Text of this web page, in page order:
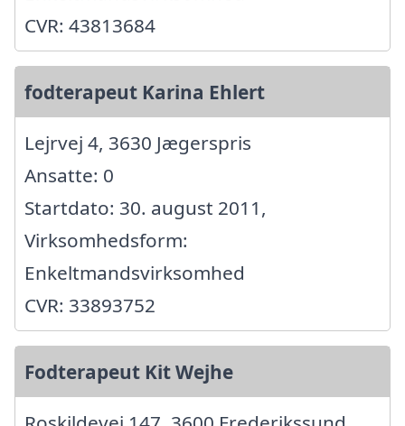
CVR: 43813684
fodterapeut Karina Ehlert
Lejrvej 4, 3630 Jægerspris
Ansatte: 0
Startdato: 30. august 2011,
Virksomhedsform:
Enkeltmandsvirksomhed
CVR: 33893752
Fodterapeut Kit Wejhe